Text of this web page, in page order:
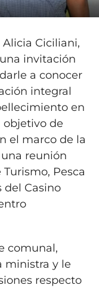
Ciciliani,
invitación
a conocer
integral
en
objetivo de
el marco de la
reunión
Pesca
del Casino
comunal,
ministra y le
respecto